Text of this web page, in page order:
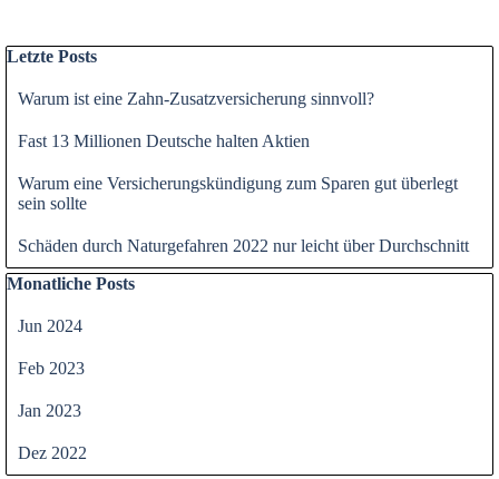
Block überspringen Letzte Posts
Letzte Posts
Warum ist eine Zahn-Zusatzversicherung sinnvoll?
Fast 13 Millionen Deutsche halten Aktien
Warum eine Versicherungskündigung zum Sparen gut überlegt
sein sollte
Schäden durch Naturgefahren 2022 nur leicht über Durchschnitt
Block überspringen Monatliche Posts
Monatliche Posts
Jun 2024
Feb 2023
Jan 2023
Dez 2022